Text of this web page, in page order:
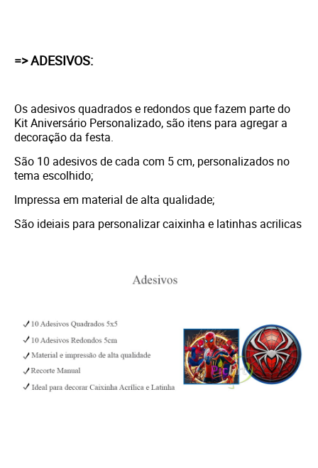
=> ADESIVOS:
Os adesivos quadrados e redondos que fazem parte do
Kit Aniversário Personalizado, são itens para agregar a
decoração da festa.
São 10 adesivos de cada com 5 cm, personalizados no
tema escolhido;
Impressa em material de alta qualidade;
São ideiais para personalizar caixinha e latinhas acrilicas